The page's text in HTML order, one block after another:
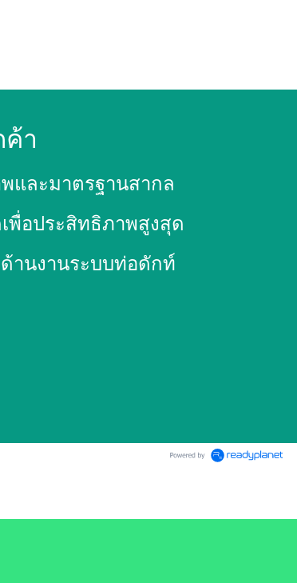
า
และมาตรฐานสากล
พื่อประสิทธิภาพสูงสุด
านงานระบบท่อดักท์